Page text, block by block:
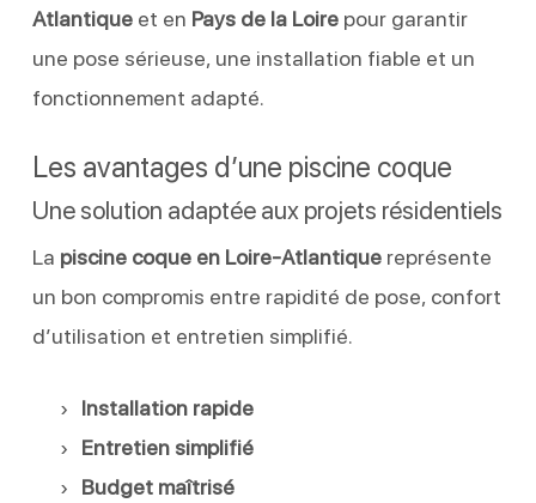
Atlantiqueet en Pays de la Loirepour garantir
une pose sérieuse, une installation fiable et un
fonctionnement adapté.
Les avantages d’une piscine coque
Une solution adaptée aux projets résidentiels
La piscine coque en Loire-Atlantiquereprésente
un bon compromis entre rapidité de pose, confort
d’utilisation et entretien simplifié.
Installation rapide
Entretien simplifié
Budget maîtrisé